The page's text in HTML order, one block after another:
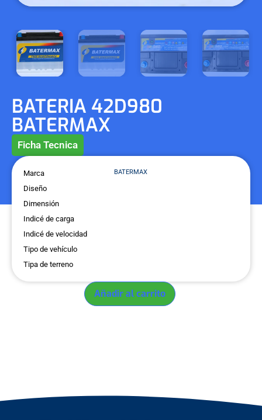
BATERIA 42D980
BATERMAX
Ficha Tecnica
Marca
Diseño
Dimensión
Indicé de carga
Indicé de velocidad
Tipo de vehículo
Tipa de terreno
BATERMAX
Añadir al carrito